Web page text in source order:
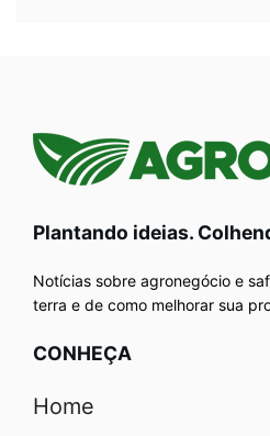
Plantando ideias.
Notícias sobre agronegócio e
terra e de como melhorar sua
CONHEÇA
Home